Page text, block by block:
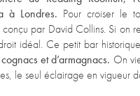
à Londres. Pour croiser le
conçu par David Collins. Si on
idéal. Ce petit bar
et d’armagnacs. On
le seul éclairage en vigueur